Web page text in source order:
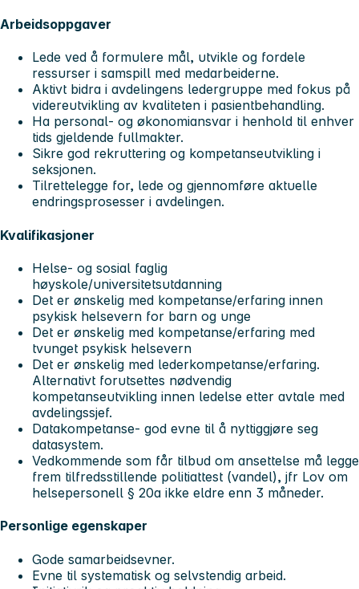
Arbeidsoppgaver
Lede ved å formulere mål, utvikle og fordele
ressurser i samspill med medarbeiderne.
Aktivt bidra i avdelingens ledergruppe med fokus på
videreutvikling av kvaliteten i pasientbehandling.
Ha personal- og økonomiansvar i henhold til enhver
tids gjeldende fullmakter.
Sikre god rekruttering og kompetanseutvikling i
seksjonen.
Tilrettelegge for, lede og gjennomføre aktuelle
endringsprosesser i avdelingen.
Kvalifikasjoner
Helse- og sosial faglig
høyskole/universitetsutdanning
Det er ønskelig med kompetanse/erfaring innen
psykisk helsevern for barn og unge
Det er ønskelig med kompetanse/erfaring med
tvunget psykisk helsevern
Det er ønskelig med lederkompetanse/erfaring.
Alternativt forutsettes nødvendig
kompetanseutvikling innen ledelse etter avtale med
avdelingssjef.
Datakompetanse- god evne til å nyttiggjøre seg
datasystem.
Vedkommende som får tilbud om ansettelse må legge
frem tilfredsstillende politiattest (vandel), jfr Lov om
helsepersonell § 20a ikke eldre enn 3 måneder.
Personlige egenskaper
Gode samarbeidsevner.
Evne til systematisk og selvstendig arbeid.